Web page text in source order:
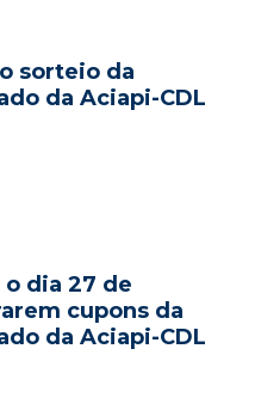
sorteio da
da Aciapi-CDL
dia 27 de
cupons da
da Aciapi-CDL